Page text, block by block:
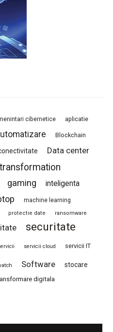
cibernetice aplicatie
Blockchain
Data center
gaming
inteligenta
machine learning
protectie date ransomware
securitate
servicii cloud servicii IT
Software stocare
digitala